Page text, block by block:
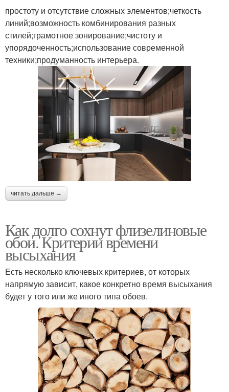
простоту и отсутствие сложных элементов;четкость
линий;возможность комбинирования разных
стилей;грамотное зонирование;чистоту и
упорядоченность;использование современной
техники;продуманность интерьера.
читать дальше →
Как долго сохнут флизелиновые
обои. Критерии времени
высыхания
Есть несколько ключевых критериев, от которых
напрямую зависит, какое конкретно время высыхания
будет у того или же иного типа обоев.